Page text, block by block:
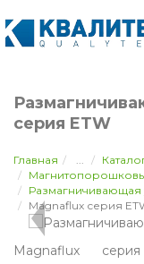
серия ETW
Главная ...
Размагничивающая
Magnaflux серия
Magnaflux